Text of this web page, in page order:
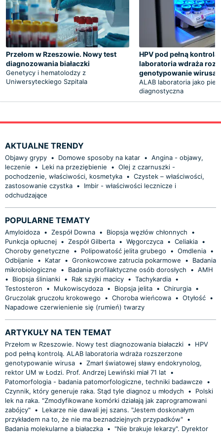
Przełom w Rzeszowie. Nowy test
diagnozowania białaczki
Genetycy i hematolodzy z
Uniwersyteckiego Szpitala
HPV pod pełną
laboratoria wdraża
genotypowanie wirusa
ALAB laboratoria jako
diagnostyczna
AKTUALNE TRENDY
Objawy grypy • Domowe sposoby na katar • Angina - objawy,
leczenie
• Leki na przeziębienie • Olej z czarnuszki -
pochodzenie, właściwości, kosmetyka • Czystek – właściwości,
zastosowanie czystka •
Imbir - właściwości lecznicze i
odchudzające
POPULARNE TEMATY
Amyloidoza • Zespół Downa • Biopsja węzłów chłonnych
•
Punkcja opłucnej • Zespół Gilberta • Węgorczyca • Celiakia •
Choroby genetyczne
• Polipowatość jelita grubego • Omdlenia •
Odbijanie
• Katar • Gronkowcowe zatrucia pokarmowe •
Badania
mikrobiologiczne
• Badania profilaktyczne osób dorosłych • AMH
•
Biopsja ślinianki • Rak szyjki macicy • Tachykardia •
Testosteron
• Mukowiscydoza • Biopsja jelita • Chirurgia •
Gruczolak gruczołu krokowego
• Choroba wieńcowa • Otyłość •
Napadowe czerwienienie się (rumień) twarzy
ARTYKUŁY NA TEN TEMAT
Przełom w Rzeszowie. Nowy test diagnozowania białaczki •
HPV
pod pełną kontrolą. ALAB laboratoria wdraża rozszerzone
genotypowanie wirusa • Zmarł światowej sławy endokrynolog,
rektor UM w Łodzi. Prof. Andrzej Lewiński miał 71 lat
•
Patomorfologia - badania patomorfologiczne, techniki badawcze
•
Czynnik, który generuje raka. Stąd tyle diagnoz u młodych
•
Polski
lek na raka. "Zmodyfikowane komórki działają jak zaprogramowani
zabójcy" •
Lekarze nie dawali jej szans. "Jestem doskonałym
przykładem na to, że nie ma beznadziejnych przypadków" •
Badania molekularne a białaczka •
"Nie brakuje lekarzy". Dyrektor